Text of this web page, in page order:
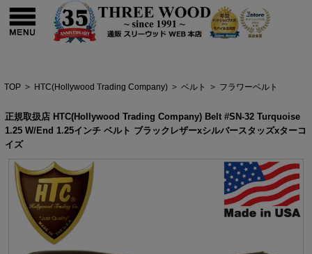
TOP > HTC(Hollywood Trading Company) > ベルト > フラワーベルト
正規取扱店 HTC(Hollywood Trading Company) Belt #SN-32 Turquoise
1.25 W/End 1.25インチ ベルト ブラックレザーxシルバースタッズxターコ
イズ